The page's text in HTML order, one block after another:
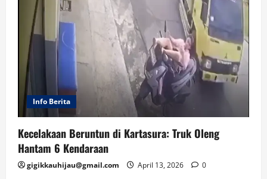
Info Berita
Kecelakaan Beruntun di Kartasura: Truk Oleng
Hantam 6 Kendaraan
gigikkauhijau@gmail.com April 13, 2026 0